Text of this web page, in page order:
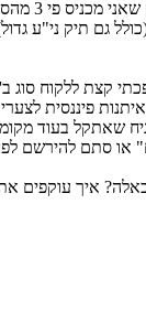
למרות
גם תיק ני"ע
קצת ללקוח סוג ב'
פיננסית
שאתקל בעוד
סתם להירשם
איך עוקפים